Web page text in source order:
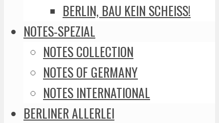
BERLIN, BAU KEIN SCHEISS!
NOTES-SPEZIAL
NOTES COLLECTION
NOTES OF GERMANY
NOTES INTERNATIONAL
BERLINER ALLERLEI